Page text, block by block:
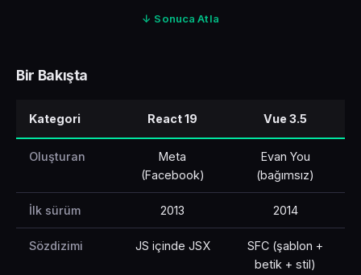
हिन्दी
↓ Sonuca Atla
Bir Bakışta
Kategori React 19 Vue 3.5
Oluşturan
Meta
(Facebook)
Evan You
(bağımsız)
İlk sürüm 2013 2014
Sözdizimi JS içinde JSX
SFC (şablon +
betik + stil)